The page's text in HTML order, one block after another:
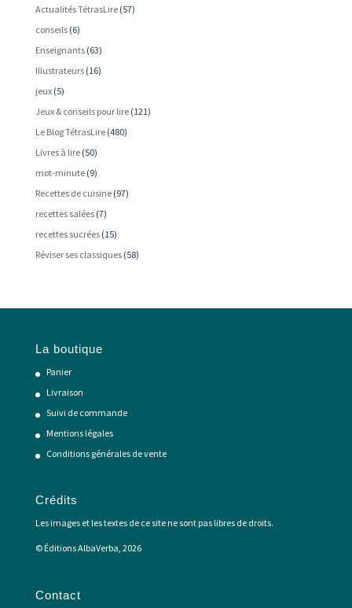
Actualités TétrasLire(57)
conseils(6)
Enseignants(63)
Illustrateurs(16)
jeux(5)
Jeux & conseils pour lire(121)
Le Blog TétrasLire(480)
Livres à lire(50)
mot-minute(9)
Recettes de cuisine(97)
recettes salées(7)
recettes sucrées(15)
Réviser ses classiques(58)
La boutique
Panier
Livraison
Suivi de commande
Mentions légales
Conditions générales de vente
Crédits
Les images et les textes de ce site ne sont pas libres de droits.
© Éditions AlbaVerba, 2026
Contact